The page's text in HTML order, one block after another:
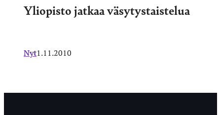
Yliopisto jatkaa väsytystaistelua
Nyt1.11.2010